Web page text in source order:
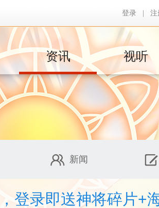
登录 注
资讯 视听
新闻
登录即送神将碎片+